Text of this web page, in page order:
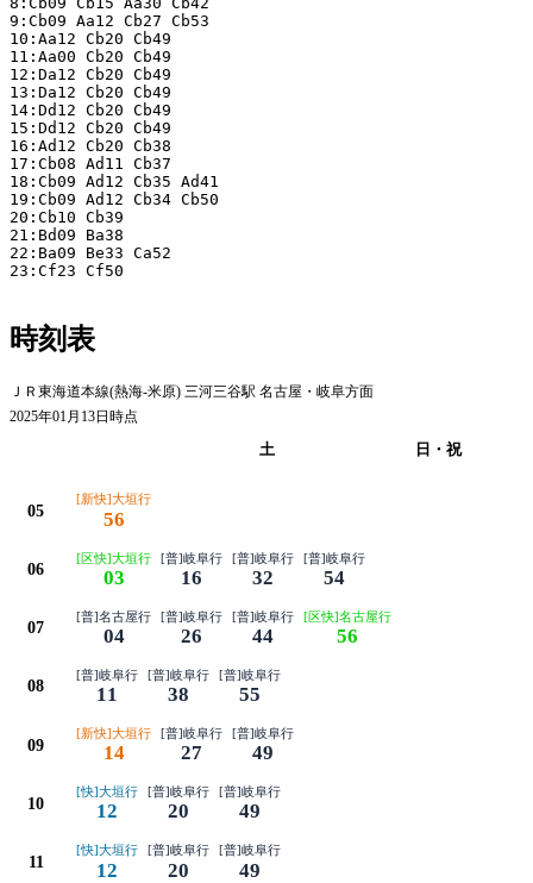
9:Cb09 Aa12 Cb27 Cb53
10:Aa12 Cb20 Cb49
11:Aa00 Cb20 Cb49
12:Da12 Cb20 Cb49
13:Da12 Cb20 Cb49
14:Dd12 Cb20 Cb49
15:Dd12 Cb20 Cb49
16:Ad12 Cb20 Cb38
17:Cb08 Ad11 Cb37
18:Cb09 Ad12 Cb35 Ad41
19:Cb09 Ad12 Cb34 Cb50
20:Cb10 Cb39
21:Bd09 Ba38
22:Ba09 Be33 Ca52
23:Cf23 Cf50
時刻表
ＪＲ東海道本線(熱海-米原) 三河三谷駅 名古屋・岐阜方面
2025年01月13日時点
土 日・祝
05
[新快]大垣行
56
06
[区快]大垣行
03
[普]岐阜行
16
[普]岐阜行
32
[普]岐阜行
54
07
[普]名古屋行
04
[普]岐阜行
26
[普]岐阜行
44
[区快]名古屋行
56
08
[普]岐阜行
11
[普]岐阜行
38
[普]岐阜行
55
09
[新快]大垣行
14
[普]岐阜行
27
[普]岐阜行
49
10
[快]大垣行
12
[普]岐阜行
20
[普]岐阜行
49
11
[快]大垣行
12
[普]岐阜行
20
[普]岐阜行
49